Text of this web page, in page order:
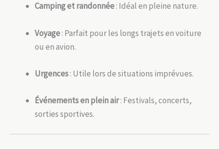
Camping et randonnée: Idéal en pleine nature.
Voyage: Parfait pour les longs trajets en voiture
ou en avion.
Urgences: Utile lors de situations imprévues.
Événements en plein air: Festivals, concerts,
sorties sportives.